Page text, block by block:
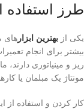
طرز استفاده
یکی از بهترین ابزار های
بیشتر برای انجام
ریز و مینیاتوری
مونتاژ یک مبلمان یا
کار کردن و استفاده از